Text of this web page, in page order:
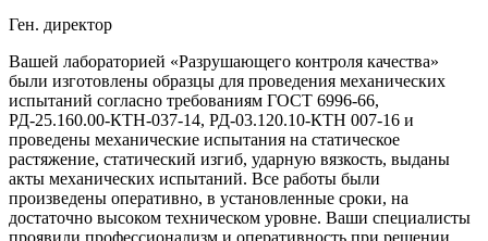
Ген. директор
Вашей лабораторией «Разрушающего контроля качества»
были изготовлены образцы для проведения механических
испытаний согласно требованиям ГОСТ 6996-66,
РД-25.160.00-КТН-037-14, РД-03.120.10-КТН 007-16 и
проведены механические испытания на статическое
растяжение, статический изгиб, ударную вязкость, выданы
акты механических испытаний. Все работы были
произведены оперативно, в установленные сроки, на
достаточно высоком техническом уровне. Ваши специалисты
проявили профессионализм и оперативность при решении